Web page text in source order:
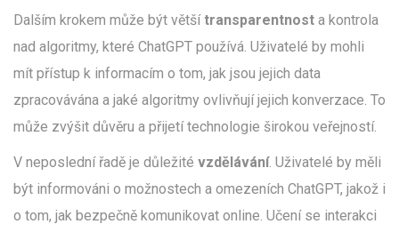
Dalším krokem může být většítransparentnost a kontrola
nad algoritmy, které ChatGPT používá. Uživatelé by mohli
mít přístup k informacím o tom, jak jsou jejich data
zpracovávána a jaké algoritmy ovlivňují jejich konverzace. To
může zvýšit důvěru a přijetí technologie širokou veřejností.
V neposlední řadě je důležité vzdělávání. Uživatelé by měli
být informováni o možnostech a omezeních ChatGPT, jakož i
o tom, jak bezpečně komunikovat online. Učení se interakci